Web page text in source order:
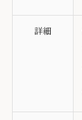
詳細